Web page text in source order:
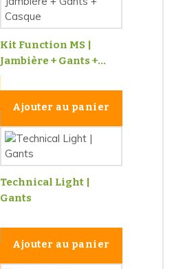
Kit Function MS |
Jambière + Gants +...
Ajouter au panier
Technical Light |
Gants
Ajouter au panier